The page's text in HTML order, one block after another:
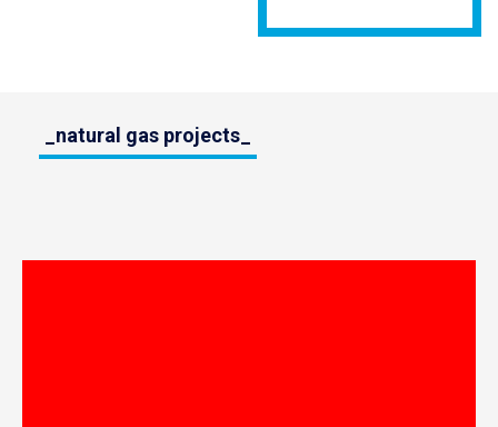
_natural gas projects_